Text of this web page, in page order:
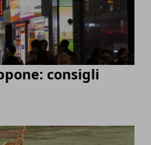
consigli